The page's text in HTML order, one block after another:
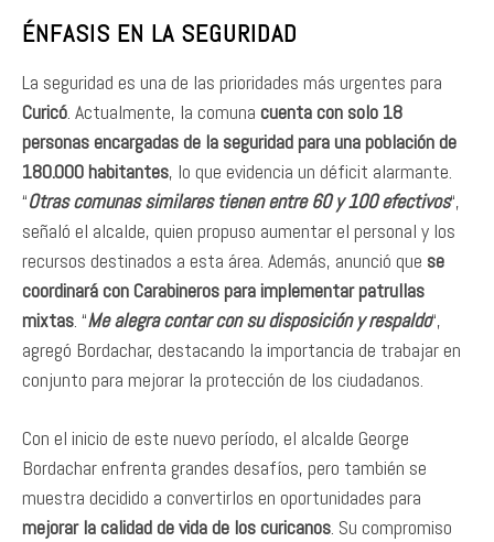
ÉNFASIS EN LA SEGURIDAD
La seguridad es una de las prioridades más urgentes para
Curicó. Actualmente, la comuna cuenta con solo 18
personas encargadas de la seguridad para una población de
180.000 habitantes, lo que evidencia un déficit alarmante.
“Otras comunas similares tienen entre 60 y 100 efectivos“,
señaló el alcalde, quien propuso aumentar el personal y los
recursos destinados a esta área. Además, anunció que se
coordinará con Carabineros para implementar patrullas
mixtas. “Me alegra contar con su disposición y respaldo“,
agregó Bordachar, destacando la importancia de trabajar en
conjunto para mejorar la protección de los ciudadanos.
Con el inicio de este nuevo período, el alcalde George
Bordachar enfrenta grandes desafíos, pero también se
muestra decidido a convertirlos en oportunidades para
mejorar la calidad de vida de los curicanos. Su compromiso